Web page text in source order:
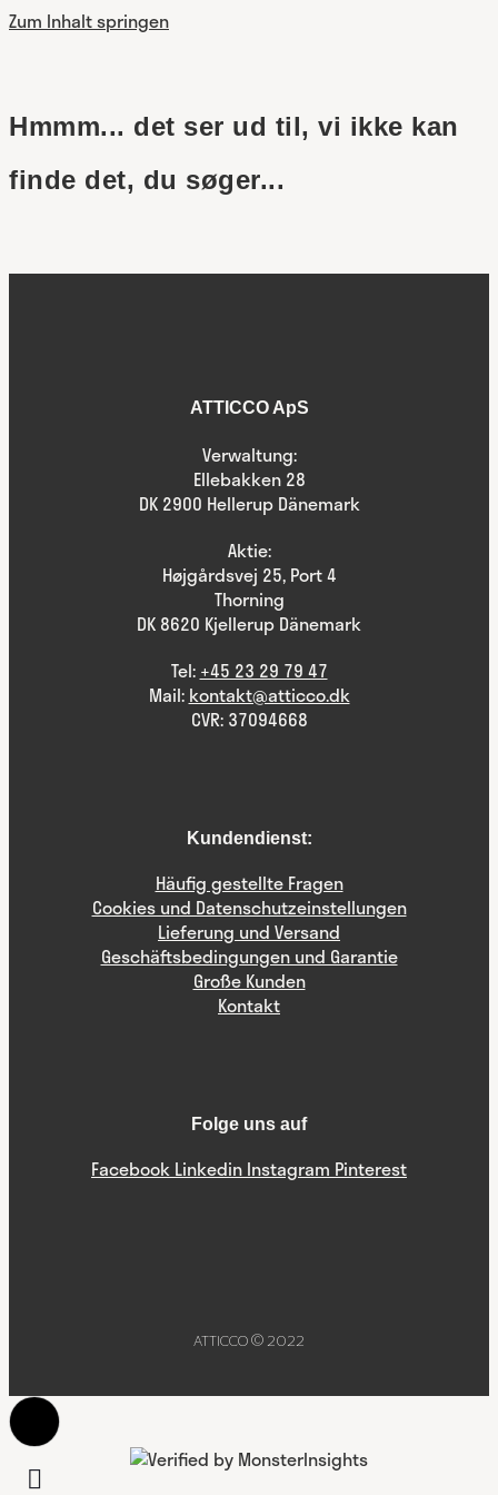
Zum Inhalt springen
Hmmm... det ser ud til, vi ikke kan
finde det, du søger...
ATTICCO ApS
Verwaltung:
Ellebakken 28
DK 2900 Hellerup Dänemark
Aktie:
Højgårdsvej 25, Port 4
Thorning
DK 8620 Kjellerup Dänemark
Tel: +45 23 29 79 47
Mail: kontakt@atticco.dk
CVR: 37094668
Kundendienst:
Häufig gestellte Fragen
Cookies und Datenschutzeinstellungen
Lieferung und Versand
Geschäftsbedingungen und Garantie
Große Kunden
Kontakt
Folge uns auf
Facebook Linkedin Instagram Pinterest
ATTICCO © 2022